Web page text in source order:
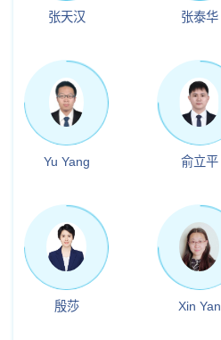
张天汉 张泰华
Yu Yang 俞立平
殷莎 Xin Yan